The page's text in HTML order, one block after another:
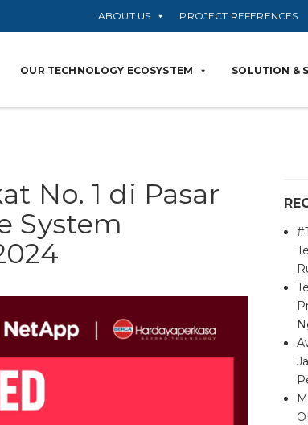
ABOUT US PROJECT REFERENCES
OUR TECHNOLOGY ECOSYSTEM SOLUTION &
No. 1 di Pasar
System